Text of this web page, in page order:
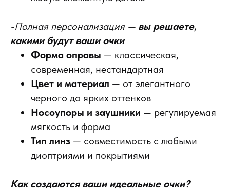
-Полная персонализация — вы решаете,
какими будут ваши очки
Форма оправы — классическая,
современная, нестандартная
Цвет и материал — от элегантного
черного до ярких оттенков
Носоупоры и заушники — регулируемая
мягкость и форма
Тип линз — совместимость с любыми
диоптриями и покрытиями
Как создаются ваши идеальные очки?